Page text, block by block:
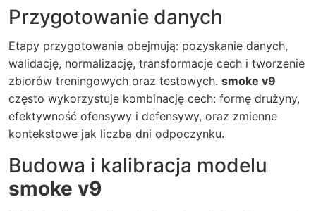
Przygotowanie danych
Etapy przygotowania obejmują: pozyskanie danych,
walidację, normalizację, transformacje cech i tworzenie
zbiorów treningowych oraz testowych. smoke v9
często wykorzystuje kombinację cech: formę drużyny,
efektywność ofensywy i defensywy, oraz zmienne
kontekstowe jak liczba dni odpoczynku.
Budowa i kalibracja modelu
smoke v9